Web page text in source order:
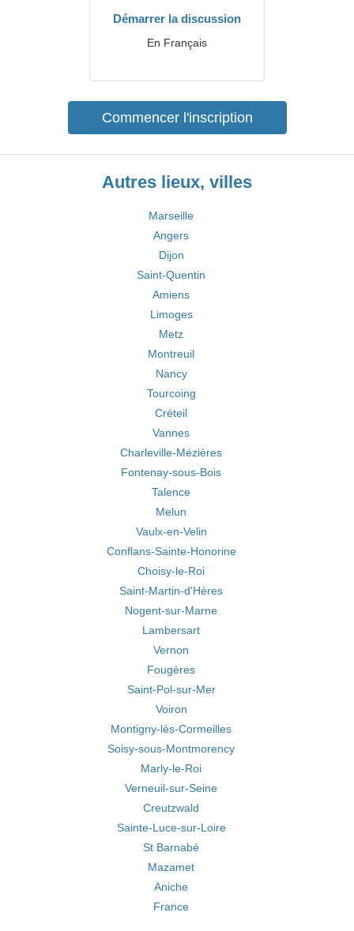
Démarrer la discussion
En Français
Commencer l'inscription
Autres lieux, villes
Marseille
Angers
Dijon
Saint-Quentin
Amiens
Limoges
Metz
Montreuil
Nancy
Tourcoing
Créteil
Vannes
Charleville-Mézières
Fontenay-sous-Bois
Talence
Melun
Vaulx-en-Velin
Conflans-Sainte-Honorine
Choisy-le-Roi
Saint-Martin-d'Hères
Nogent-sur-Marne
Lambersart
Vernon
Fougères
Saint-Pol-sur-Mer
Voiron
Montigny-lès-Cormeilles
Soisy-sous-Montmorency
Marly-le-Roi
Verneuil-sur-Seine
Creutzwald
Sainte-Luce-sur-Loire
St Barnabé
Mazamet
Aniche
France